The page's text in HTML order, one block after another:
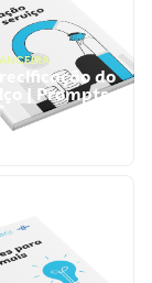
do
| Prompts